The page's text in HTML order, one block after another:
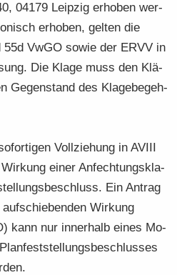
04179 Leip­zig er­ho­ben wer­
er­ho­ben, gel­ten die
VwGO sowie der ERVV in
Die Klage muss den Klä­
Ge­gen­stand des Kla­ge­be­geh­
Voll­zie­hung in AVIII
einer An­fech­tungs­kla­
Ein An­trag
Wir­kung
kann nur in­ner­halb eines Mo­